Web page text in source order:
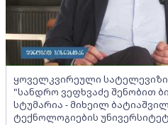
ყოველკვირეული
"სანდრო ვეფხვაძე შენობით
სტუმარია - მიხეილ
ტექნოლოგიების